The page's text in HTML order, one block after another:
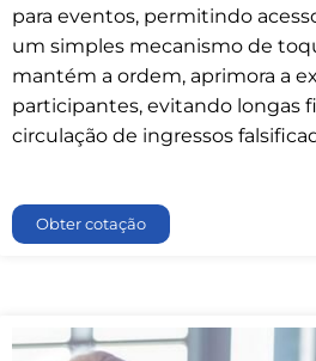
para eventos, permitindo
um simples mecanismo de
mantém a ordem, aprimora a
participantes, evitando longas
circulação de ingressos
Obter cotação